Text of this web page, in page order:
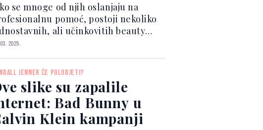
se mnoge od njih oslanjaju na
pomoć, postoji nekoliko
ali učinkovitih beauty
koje možemo svi primijeniti. U
slavne žene koriste kako bi
svoju kožu ml...
2025.
JENNER ĆE POLUDJETI?
slike su zapalile
Bad Bunny u
Klein kampanji